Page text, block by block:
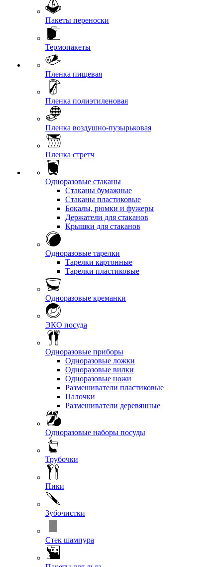
Пакеты переноски
Термопакеты
Пленка пищевая
Пленка полиэтиленовая
Пленка воздушно-пузырьковая
Пленка стретч
Одноразовые стаканы
Стаканы бумажные
Стаканы пластиковые
Бокалы, рюмки и фужеры
Держатели для стаканов
Крышки для стаканов
Одноразовые тарелки
Тарелки картонные
Тарелки пластиковые
Одноразовые креманки
ЭКО посуда
Одноразовые приборы
Одноразовые ложки
Одноразовые вилки
Одноразовые ножи
Размешиватели пластиковые
Палочки
Размешиватели деревянные
Одноразовые наборы посуды
Трубочки
Пики
Зубочистки
Стек шампура